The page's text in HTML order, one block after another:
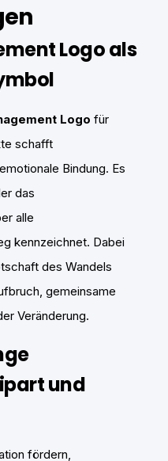
Logo als
Logo für
schafft
Bindung. Es
das
alle
kennzeichnet. Dabei
des Wandels
gemeinsame
Veränderung.
und
fördern,